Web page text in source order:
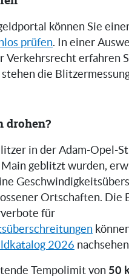
können Sie
prüfen. In einer
Verkehrsrecht erfahren
die
drohen?
in der Adam-Opel-
Main geblitzt wurden,
Ortschaften. Die
für
2026
Tempolimit von 50